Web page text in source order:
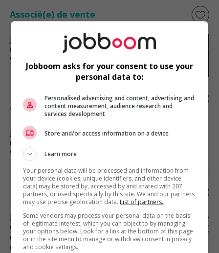
Associé(e) de vente
(39 km)
Vente, achat et service à la clientèle
Démonstrateur(trice) de produits en
épicerie
Jonquiere, QC
(40 km)
Vente, achat et service à la clientèle
Homme de maintenance
Jonquiere, QC
(42 km)
Commerce et offres de services
diverses
Jobboom asks for your consent to use your
personal data to:
Personalised advertising and content, advertising and
content measurement, audience research and
services development
Store and/or access information on a device
Learn more
Your personal data will be processed and information from
your device (cookies, unique identifiers, and other device
data) may be stored by, accessed by and shared with 207
partners, or used specifically by this site. We and our partners
may use precise geolocation data. List of partners.
Some vendors may process your personal data on the basis
of legitimate interest, which you can object to by managing
your options below. Look for a link at the bottom of this page
or in the site menu to manage or withdraw consent in privacy
and cookie settings.